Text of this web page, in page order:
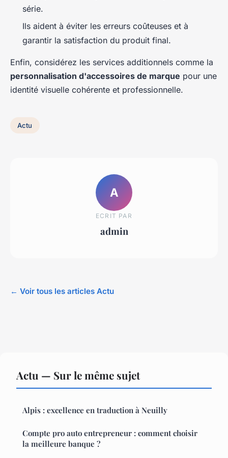
série.
Ils aident à éviter les erreurs coûteuses et à
garantir la satisfaction du produit final.
Enfin, considérez les services additionnels comme la
personnalisation d'accessoires de marque pour une
identité visuelle cohérente et professionnelle.
Actu
A
ECRIT PAR
admin
← Voir tous les articles Actu
Actu — Sur le même sujet
Alpis : excellence en traduction à Neuilly
Compte pro auto entrepreneur : comment choisir
la meilleure banque ?